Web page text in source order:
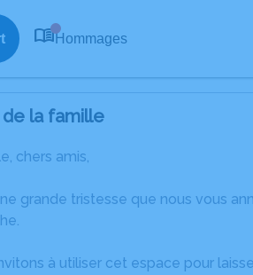
Hommages
la famille
chers amis,
grande tristesse que nous vous
à utiliser cet espace pour